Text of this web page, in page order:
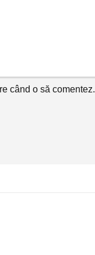
când o să comentez.